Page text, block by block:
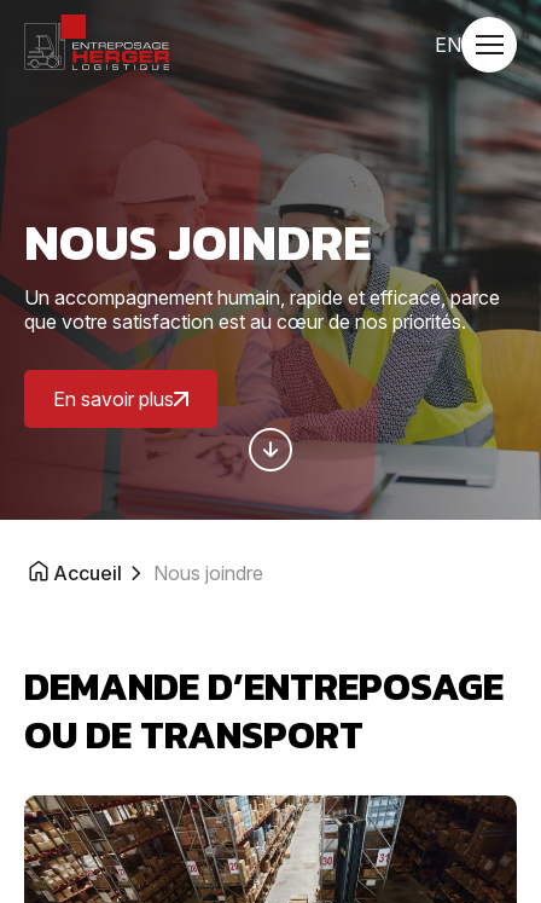
Navigation
rapide
ENSwitch
language
to
Ouvrir
la
NOUS JOINDRE
Un accompagnement humain, rapide et efficace, parce
que votre satisfaction est au cœur de nos priorités.
En savoir plus
Accueil Nous joindre
DEMANDE D’ENTREPOSAGE
OU DE TRANSPORT